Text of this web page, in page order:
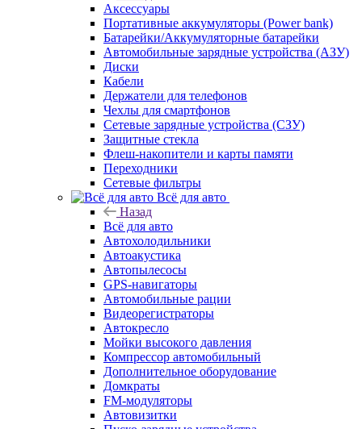
Аксессуары
Портативные аккумуляторы (Power bank)
Батарейки/Аккумуляторные батарейки
Автомобильные зарядные устройства (АЗУ)
Диски
Кабели
Держатели для телефонов
Чехлы для смартфонов
Сетевые зарядные устройства (СЗУ)
Защитные стекла
Флеш-накопители и карты памяти
Переходники
Сетевые фильтры
Всё для авто
Назад
Всё для авто
Автохолодильники
Автоакустика
Автопылесосы
GPS-навигаторы
Автомобильные рации
Видеорегистраторы
Автокресло
Мойки высокого давления
Компрессор автомобильный
Дополнительное оборудование
Домкраты
FM-модуляторы
Автовизитки